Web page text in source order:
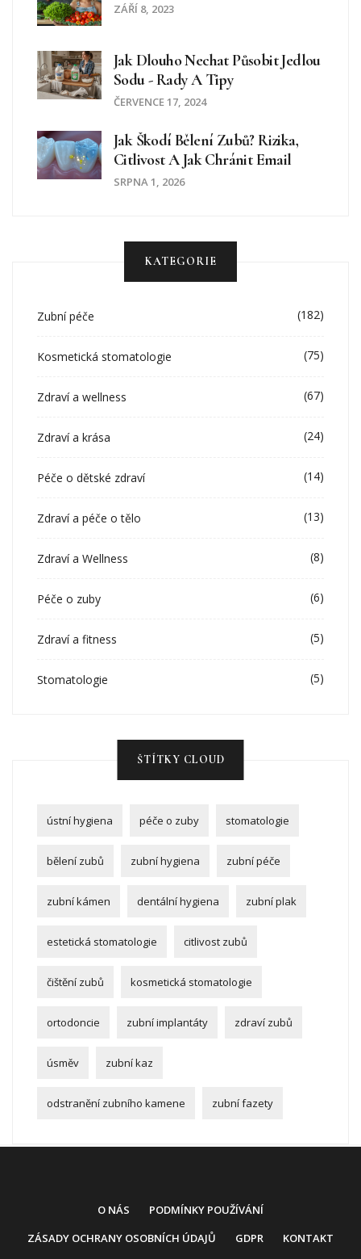
ZÁŘÍ 8, 2023
Jak Dlouho Nechat Působit Jedlou
Sodu - Rady A Tipy
ČERVENCE 17, 2024
Jak Škodí Bělení Zubů? Rizika,
Citlivost A Jak Chránit Email
SRPNA 1, 2026
KATEGORIE
Zubní péče (182)
Kosmetická stomatologie (75)
Zdraví a wellness (67)
Zdraví a krása (24)
Péče o dětské zdraví (14)
Zdraví a péče o tělo (13)
Zdraví a Wellness (8)
Péče o zuby (6)
Zdraví a fitness (5)
Stomatologie (5)
ŠTÍTKY CLOUD
ústní hygiena péče o zuby stomatologie
bělení zubů zubní hygiena zubní péče
zubní kámen dentální hygiena zubní plak
estetická stomatologie citlivost zubů
čištění zubů kosmetická stomatologie
ortodoncie zubní implantáty zdraví zubů
úsměv zubní kaz
odstranění zubního kamene zubní fazety
O NÁS
PODMÍNKY POUŽÍVÁNÍ
ZÁSADY OCHRANY OSOBNÍCH ÚDAJŮ
GDPR KONTAKT